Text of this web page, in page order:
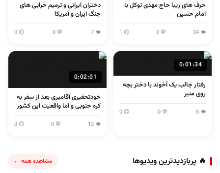
حرف های زیبا حاج مهدی توکل با
امام حسین
👁 34
💬 0
😊 1
دختران ایرانی و ترمیم خرابی های
جنگ ایران و آمریکا
👁 7
💬 0
😊 0
0:01:34
رفتار جالب یک آخوند با دختر بچه
روی منبر
👁 8
💬 0
😊 0
0:02:01
خودتحقیری آقامیری بعد از سفر به
کره جنوبی و اما واقعیت این کشور
👁 13
💬 0
😊 0
🔥 پربازدیدترین ویدیوها مشاهده همه ←